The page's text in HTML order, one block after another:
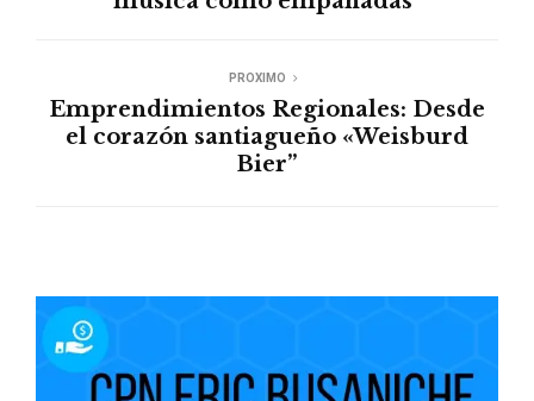
PROXIMO
Emprendimientos Regionales: Desde
el corazón santiagueño «Weisburd
Bier”